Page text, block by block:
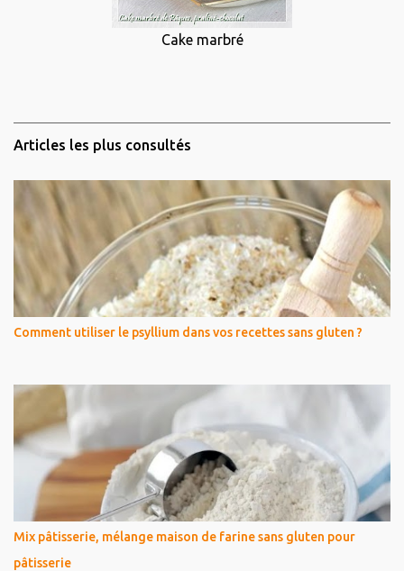
Cake marbré
Articles les plus consultés
Comment utiliser le psyllium dans vos recettes sans gluten ?
Mix pâtisserie, mélange maison de farine sans gluten pour
pâtisserie